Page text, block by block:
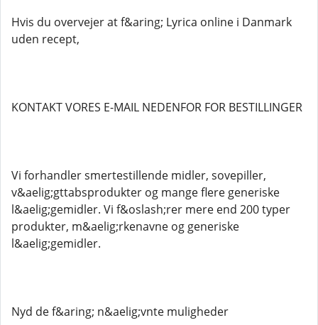
Hvis du overvejer at f&aring; Lyrica online i Danmark
uden recept,
KONTAKT VORES E-MAIL NEDENFOR FOR BESTILLINGER
Vi forhandler smertestillende midler, sovepiller,
v&aelig;gttabsprodukter og mange flere generiske
l&aelig;gemidler. Vi f&oslash;rer mere end 200 typer
produkter, m&aelig;rkenavne og generiske
l&aelig;gemidler.
Nyd de f&aring; n&aelig;vnte muligheder